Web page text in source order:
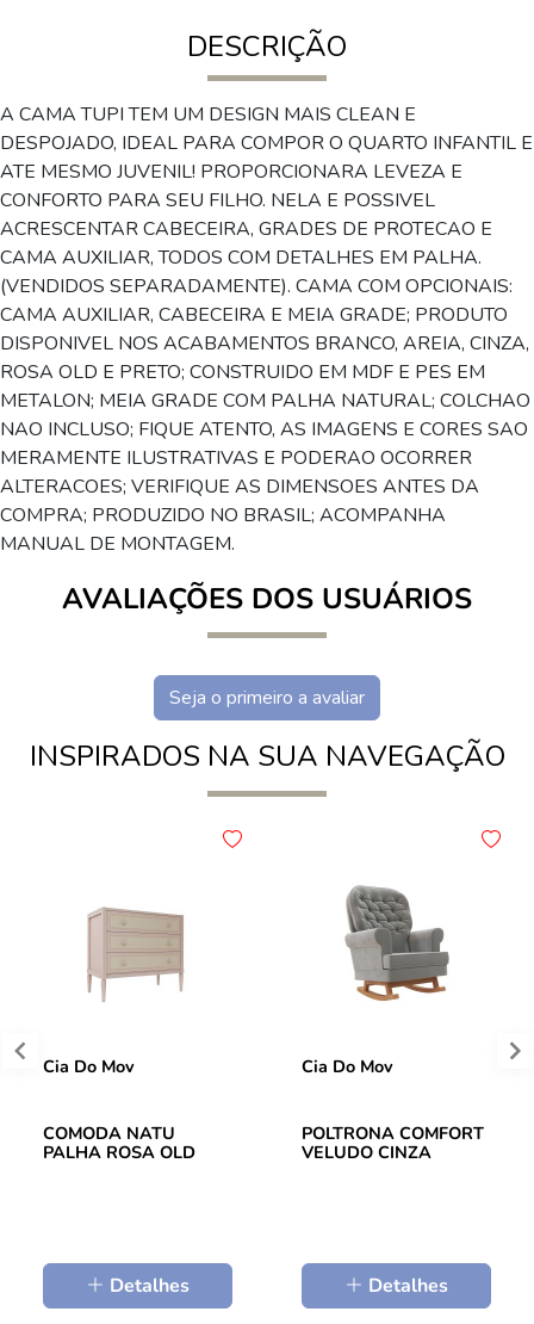
DESCRIÇÃO
A CAMA TUPI TEM UM DESIGN MAIS CLEAN E
DESPOJADO, IDEAL PARA COMPOR O QUARTO INFANTIL E
ATE MESMO JUVENIL! PROPORCIONARA LEVEZA E
CONFORTO PARA SEU FILHO. NELA E POSSIVEL
ACRESCENTAR CABECEIRA, GRADES DE PROTECAO E
CAMA AUXILIAR, TODOS COM DETALHES EM PALHA.
(VENDIDOS SEPARADAMENTE). CAMA COM OPCIONAIS:
CAMA AUXILIAR, CABECEIRA E MEIA GRADE; PRODUTO
DISPONIVEL NOS ACABAMENTOS BRANCO, AREIA, CINZA,
ROSA OLD E PRETO; CONSTRUIDO EM MDF E PES EM
METALON; MEIA GRADE COM PALHA NATURAL; COLCHAO
NAO INCLUSO; FIQUE ATENTO, AS IMAGENS E CORES SAO
MERAMENTE ILUSTRATIVAS E PODERAO OCORRER
ALTERACOES; VERIFIQUE AS DIMENSOES ANTES DA
COMPRA; PRODUZIDO NO BRASIL; ACOMPANHA
MANUAL DE MONTAGEM.
AVALIAÇÕES DOS USUÁRIOS
Seja o primeiro a avaliar
INSPIRADOS NA SUA NAVEGAÇÃO
Cia Do Mov
COMODA NATU
PALHA ROSA OLD
Detalhes
Cia Do Mov
POLTRONA COMFORT
VELUDO CINZA
Detalhes